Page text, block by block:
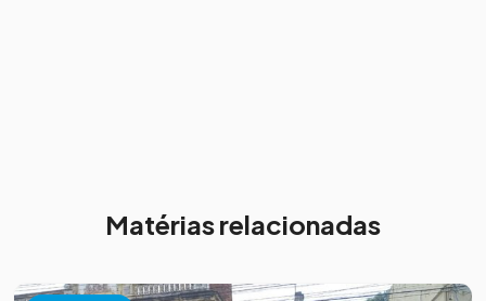
Matérias relacionadas